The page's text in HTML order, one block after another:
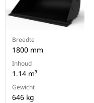
Breedte
1800 mm
Inhoud
1.14 m³
Gewicht
646 kg